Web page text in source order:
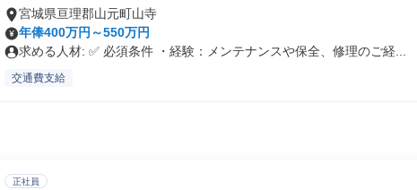
宮城県亘理郡山元町山寺
年俸400万円～550万円
求める人材: ✅ 必須条件 ・経験：メンテナンスや保全、修理のご経...
交通費支給
正社員